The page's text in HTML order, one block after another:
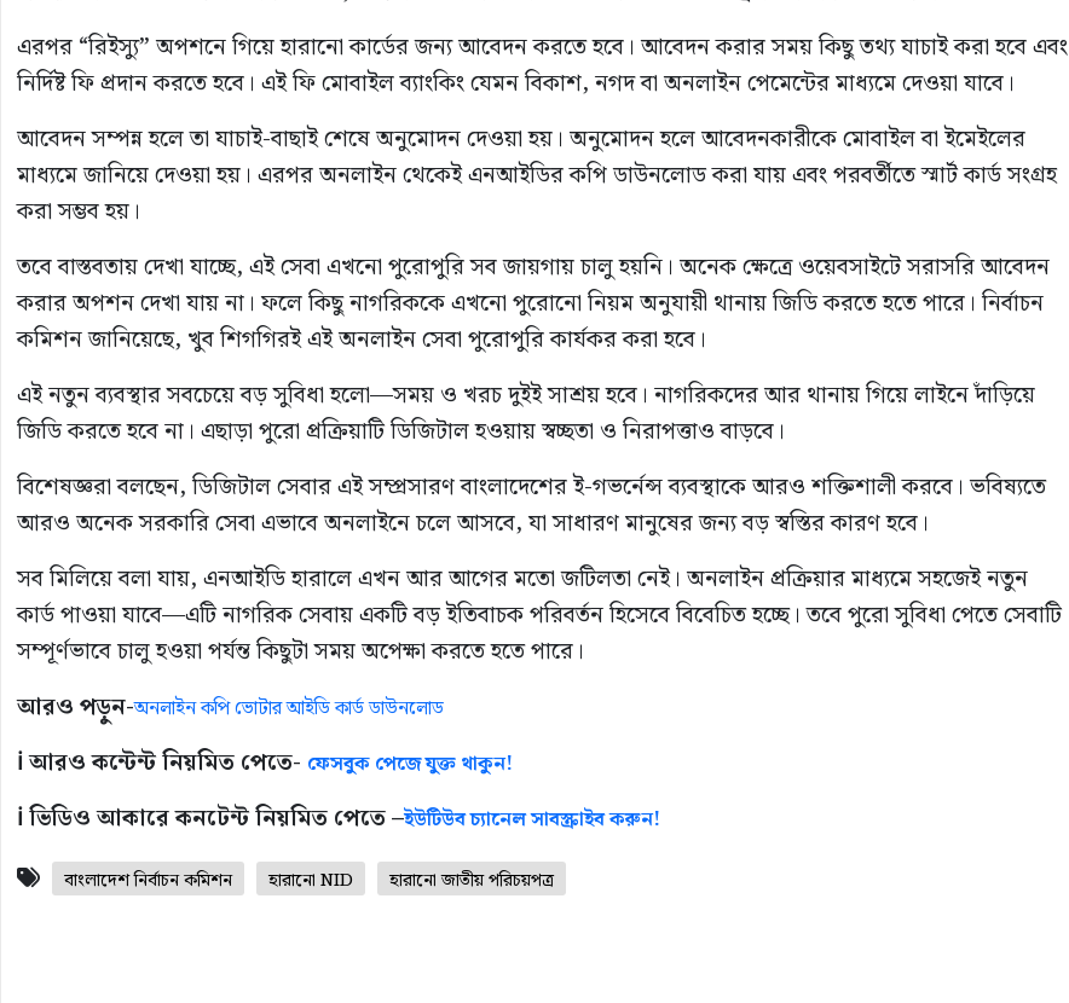
এরপর “রিইস্যু” অপশনে গিয়ে হারানো কার্ডের জন্য আবেদন করতে হবে। আবেদন করার সময় কিছু তথ্য যাচাই করা হবে এবং
নির্দিষ্ট ফি প্রদান করতে হবে। এই ফি মোবাইল ব্যাংকিং যেমন বিকাশ, নগদ বা অনলাইন পেমেন্টের মাধ্যমে দেওয়া যাবে।
আবেদন সম্পন্ন হলে তা যাচাই-বাছাই শেষে অনুমোদন দেওয়া হয়। অনুমোদন হলে আবেদনকারীকে মোবাইল বা ইমেইলের
মাধ্যমে জানিয়ে দেওয়া হয়। এরপর অনলাইন থেকেই এনআইডির কপি ডাউনলোড করা যায় এবং পরবর্তীতে স্মার্ট কার্ড সংগ্রহ
করা সম্ভব হয়।
তবে বাস্তবতায় দেখা যাচ্ছে, এই সেবা এখনো পুরোপুরি সব জায়গায় চালু হয়নি। অনেক ক্ষেত্রে ওয়েবসাইটে সরাসরি আবেদন
করার অপশন দেখা যায় না। ফলে কিছু নাগরিককে এখনো পুরোনো নিয়ম অনুযায়ী থানায় জিডি করতে হতে পারে। নির্বাচন
কমিশন জানিয়েছে, খুব শিগগিরই এই অনলাইন সেবা পুরোপুরি কার্যকর করা হবে।
এই নতুন ব্যবস্থার সবচেয়ে বড় সুবিধা হলো—সময় ও খরচ দুইই সাশ্রয় হবে। নাগরিকদের আর থানায় গিয়ে লাইনে দাঁড়িয়ে
জিডি করতে হবে না। এছাড়া পুরো প্রক্রিয়াটি ডিজিটাল হওয়ায় স্বচ্ছতা ও নিরাপত্তাও বাড়বে।
বিশেষজ্ঞরা বলছেন, ডিজিটাল সেবার এই সম্প্রসারণ বাংলাদেশের ই-গভর্নেন্স ব্যবস্থাকে আরও শক্তিশালী করবে। ভবিষ্যতে
আরও অনেক সরকারি সেবা এভাবে অনলাইনে চলে আসবে, যা সাধারণ মানুষের জন্য বড় স্বস্তির কারণ হবে।
সব মিলিয়ে বলা যায়, এনআইডি হারালে এখন আর আগের মতো জটিলতা নেই। অনলাইন প্রক্রিয়ার মাধ্যমে সহজেই নতুন
কার্ড পাওয়া যাবে—এটি নাগরিক সেবায় একটি বড় ইতিবাচক পরিবর্তন হিসেবে বিবেচিত হচ্ছে। তবে পুরো সুবিধা পেতে সেবাটি
সম্পূর্ণভাবে চালু হওয়া পর্যন্ত কিছুটা সময় অপেক্ষা করতে হতে পারে।
আরও পড়ুন-অনলাইন কপি ভোটার আইডি কার্ড ডাউনলোড
ℹ️ আরও কন্টেন্ট নিয়মিত পেতে- ফেসবুক পেজে যুক্ত থাকুন!
ℹ️ ভিডিও আকারে কনটেন্ট নিয়মিত পেতে –ইউটিউব চ্যানেল সাবস্ক্রাইব করুন!
বাংলাদেশ নির্বাচন কমিশন হারানো NID হারানো জাতীয় পরিচয়পত্র